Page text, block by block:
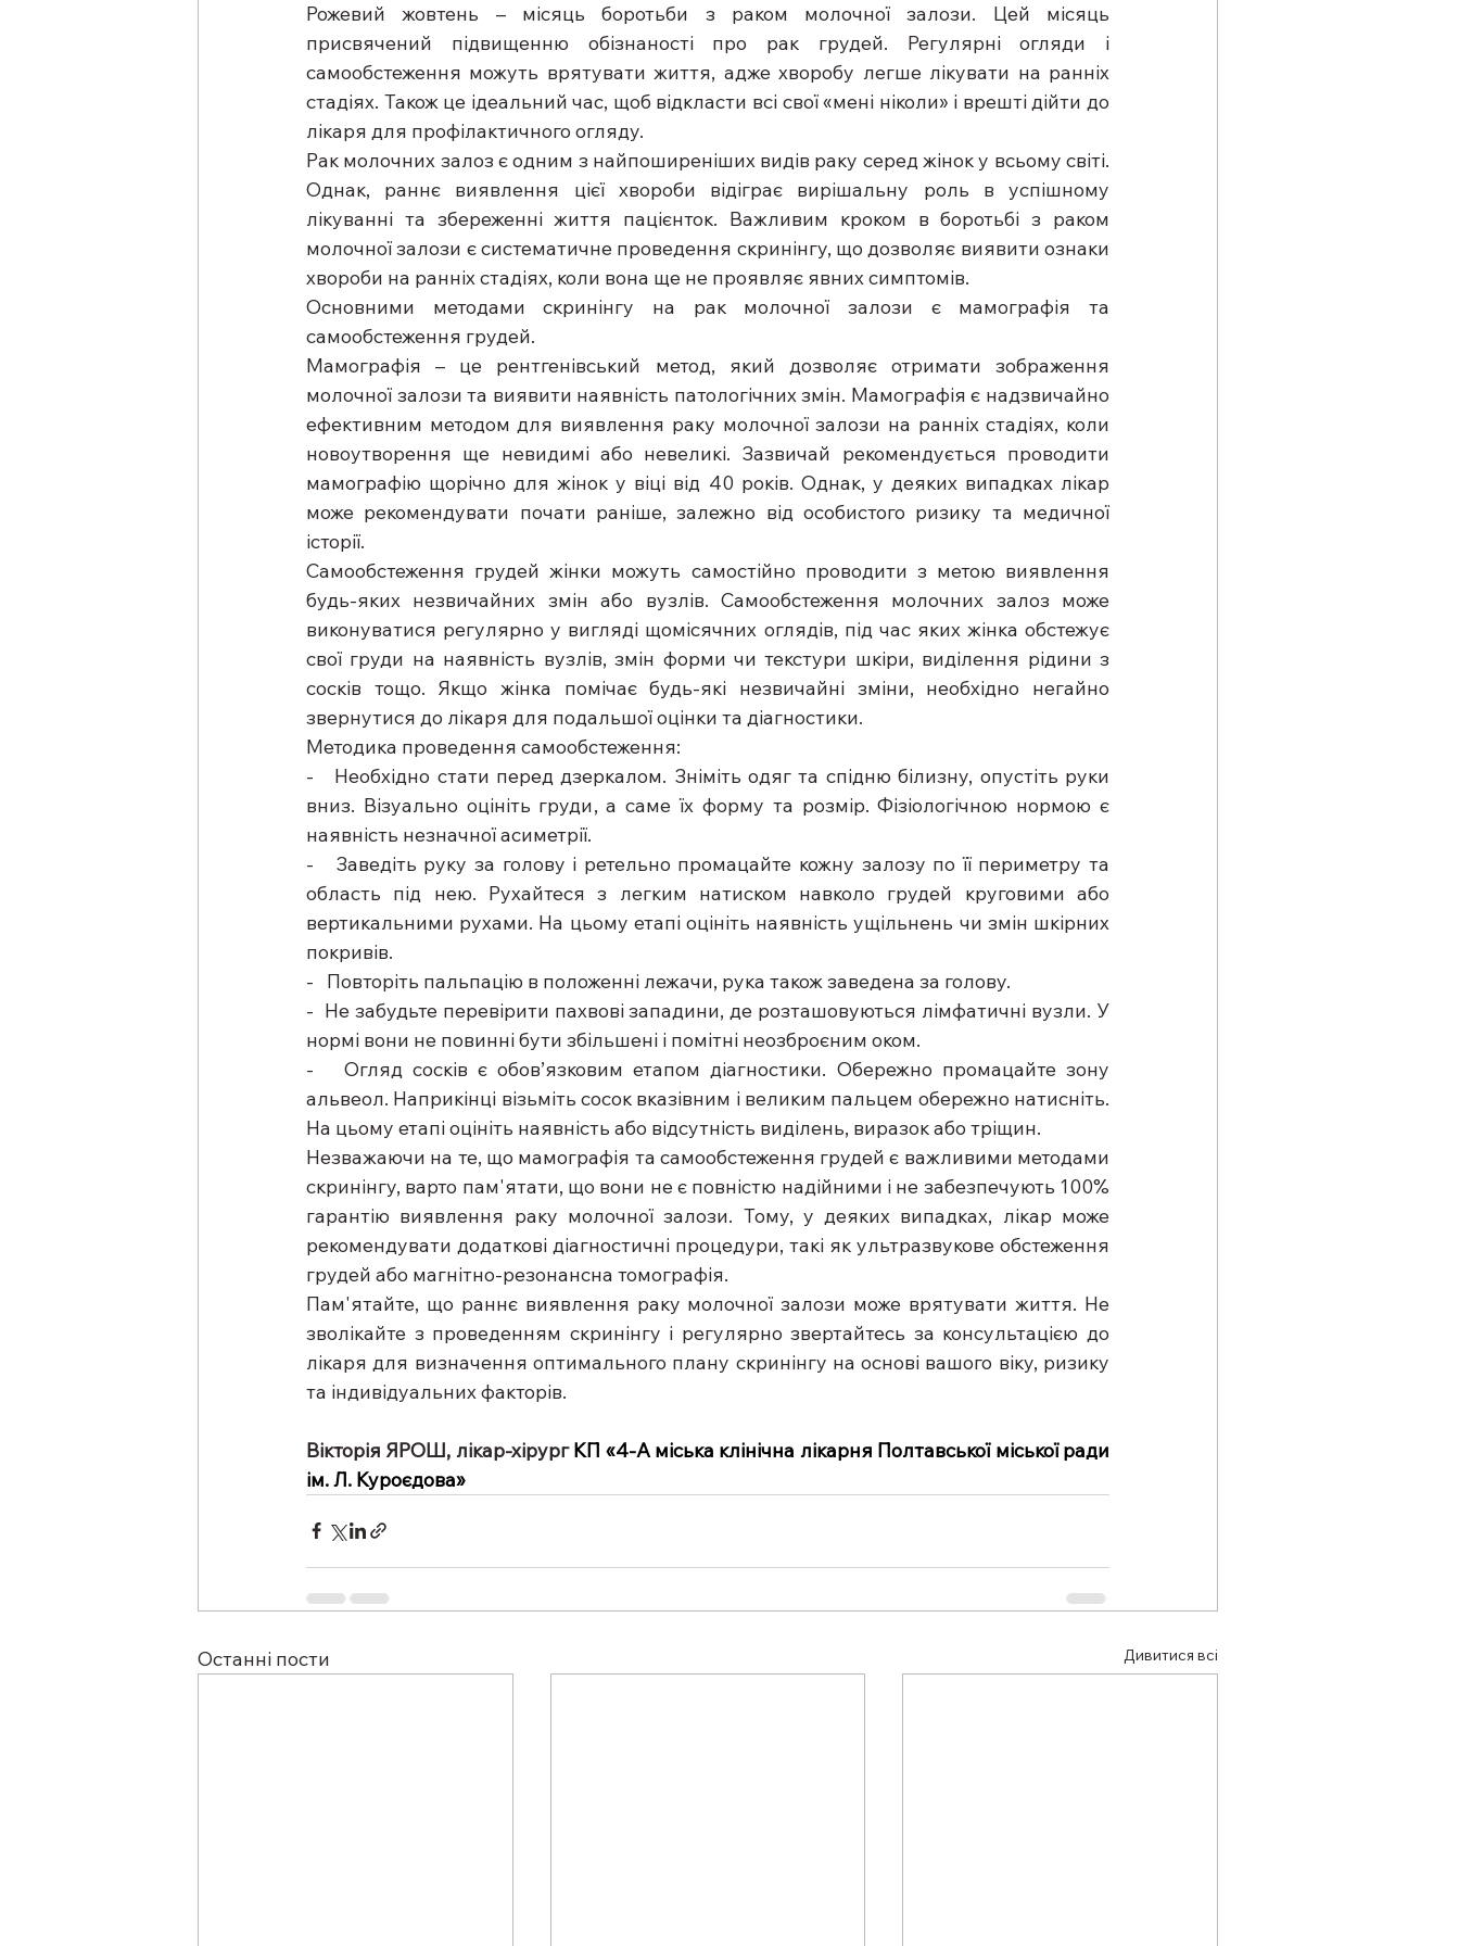
Рожевий жовтень – місяць боротьби з раком молочної залози. Цей місяць
присвячений підвищенню обізнаності про рак грудей. Регулярні огляди і
самообстеження можуть врятувати життя, адже хворобу легше лікувати на ранніх
стадіях. Також це ідеальний час, щоб відкласти всі свої «мені ніколи» і врешті дійти до
лікаря для профілактичного огляду.
Рак молочних залоз є одним з найпоширеніших видів раку серед жінок у всьому світі.
Однак, раннє виявлення цієї хвороби відіграє вирішальну роль в успішному
лікуванні та збереженні життя пацієнток. Важливим кроком в боротьбі з раком
молочної залози є систематичне проведення скринінгу, що дозволяє виявити ознаки
хвороби на ранніх стадіях, коли вона ще не проявляє явних симптомів.
Основними методами скринінгу на рак молочної залози є мамографія та
самообстеження грудей.
Мамографія – це рентгенівський метод, який дозволяє отримати зображення
молочної залози та виявити наявність патологічних змін. Мамографія є надзвичайно
ефективним методом для виявлення раку молочної залози на ранніх стадіях, коли
новоутворення ще невидимі або невеликі. Зазвичай рекомендується проводити
мамографію щорічно для жінок у віці від 40 років. Однак, у деяких випадках лікар
може рекомендувати почати раніше, залежно від особистого ризику та медичної
історії.
Самообстеження грудей жінки можуть самостійно проводити з метою виявлення
будь-яких незвичайних змін або вузлів. Самообстеження молочних залоз може
виконуватися регулярно у вигляді щомісячних оглядів, під час яких жінка обстежує
свої груди на наявність вузлів, змін форми чи текстури шкіри, виділення рідини з
сосків тощо. Якщо жінка помічає будь-які незвичайні зміни, необхідно негайно
звернутися до лікаря для подальшої оцінки та діагностики.
Методика проведення самообстеження:
-   Необхідно стати перед дзеркалом. Зніміть одяг та спідню білизну, опустіть руки
вниз. Візуально оцініть груди, а саме їх форму та розмір. Фізіологічною нормою є
наявність незначної асиметрії.
-   Заведіть руку за голову і ретельно промацайте кожну залозу по її периметру та
область під нею. Рухайтеся з легким натиском навколо грудей круговими або
вертикальними рухами. На цьому етапі оцініть наявність ущільнень чи змін шкірних
покривів.
-   Повторіть пальпацію в положенні лежачи, рука також заведена за голову.
-  Не забудьте перевірити пахвові западини, де розташовуються лімфатичні вузли. У
нормі вони не повинні бути збільшені і помітні неозброєним оком.
-   Огляд сосків є обов’язковим етапом діагностики. Обережно промацайте зону
альвеол. Наприкінці візьміть сосок вказівним і великим пальцем обережно натисніть.
На цьому етапі оцініть наявність або відсутність виділень, виразок або тріщин.
Незважаючи на те, що мамографія та самообстеження грудей є важливими методами
скринінгу, варто пам'ятати, що вони не є повністю надійними і не забезпечують 100%
гарантію виявлення раку молочної залози. Тому, у деяких випадках, лікар може
рекомендувати додаткові діагностичні процедури, такі як ультразвукове обстеження
грудей або магнітно-резонансна томографія.
Пам'ятайте, що раннє виявлення раку молочної залози може врятувати життя. Не
зволікайте з проведенням скринінгу і регулярно звертайтесь за консультацією до
лікаря для визначення оптимального плану скринінгу на основі вашого віку, ризику
та індивідуальних факторів.
Вікторія ЯРОШ, лікар-хірург КП «4-А міська клінічна лікарня Полтавської міської ради
ім. Л. Куроєдова»
Останні пости Дивитися всі